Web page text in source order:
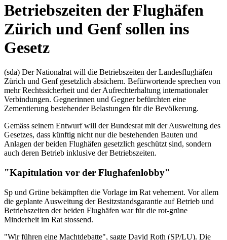
Betriebszeiten der Flughäfen
Zürich und Genf sollen ins
Gesetz
(sda) Der Nationalrat will die Betriebszeiten der Landesflughäfen
Zürich und Genf gesetzlich absichern. Befürwortende sprechen von
mehr Rechtssicherheit und der Aufrechterhaltung internationaler
Verbindungen. Gegnerinnen und Gegner befürchten eine
Zementierung bestehender Belastungen für die Bevölkerung.
Gemäss seinem Entwurf will der Bundesrat mit der Ausweitung des
Gesetzes, dass künftig nicht nur die bestehenden Bauten und
Anlagen der beiden Flughäfen gesetzlich geschützt sind, sondern
auch deren Betrieb inklusive der Betriebszeiten.
"Kapitulation vor der Flughafenlobby"
Sp und Grüne bekämpften die Vorlage im Rat vehement. Vor allem
die geplante Ausweitung der Besitzstandsgarantie auf Betrieb und
Betriebszeiten der beiden Flughäfen war für die rot-grüne
Minderheit im Rat stossend.
"Wir führen eine Machtdebatte", sagte David Roth (SP/LU). Die